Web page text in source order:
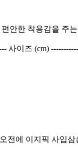
안한 착용감을 주
사이즈 (cm)
전에 이지픽 사입